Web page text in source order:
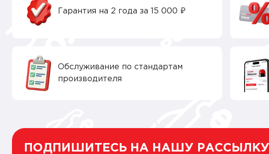
Гарантия на 2 года за 15 000 ₽
Обслуживание по стандартам
производителя
ПОДПИШИТЕСЬ НА НАШУ РАССЫЛКУ